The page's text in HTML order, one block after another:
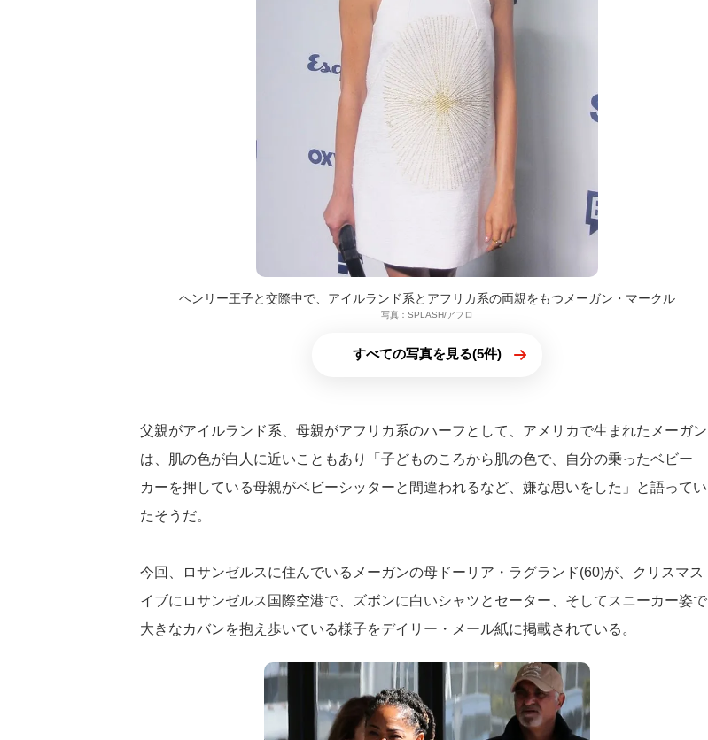
ヘンリー王子と交際中で、アイルランド系とアフリカ系の両親をもつメーガン・マークル
写真：SPLASH/アフロ
すべての写真を見る(5件)
父親がアイルランド系、母親がアフリカ系のハーフとして、アメリカで生まれたメーガン
は、肌の色が白人に近いこともあり「子どものころから肌の色で、自分の乗ったベビー
カーを押している母親がベビーシッターと間違われるなど、嫌な思いをした」と語ってい
たそうだ。
今回、ロサンゼルスに住んでいるメーガンの母ドーリア・ラグランド(60)が、クリスマス
イブにロサンゼルス国際空港で、ズボンに白いシャツとセーター、そしてスニーカー姿で
大きなカバンを抱え歩いている様子をデイリー・メール紙に掲載されている。